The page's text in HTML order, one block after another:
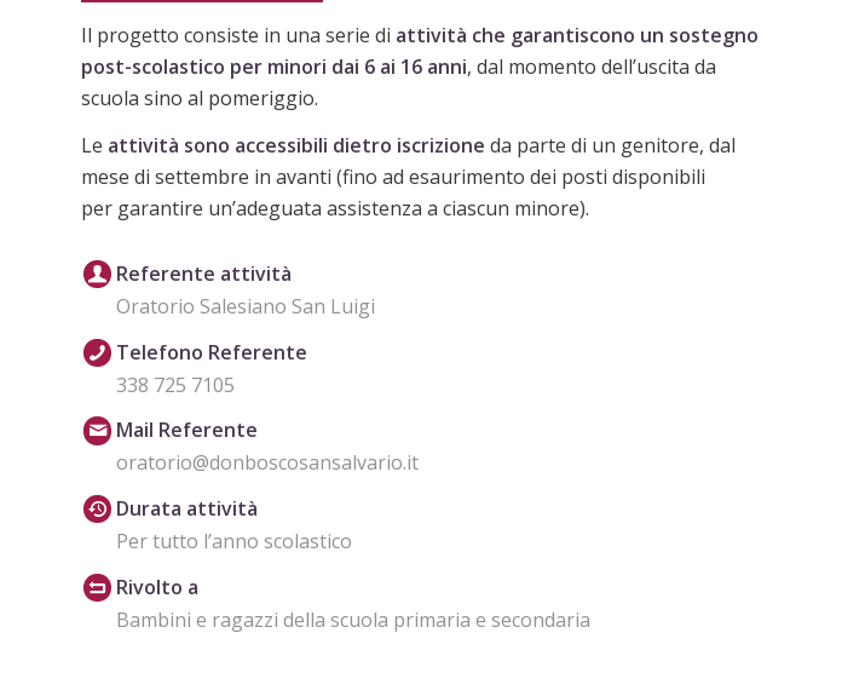
Il progetto consiste in una serie di attività che garantiscono un sostegno
post-scolastico per minori dai 6 ai 16 anni, dal momento dell’uscita da
scuola sino al pomeriggio.
Le attività sono accessibili dietro iscrizione da parte di un genitore, dal
mese di settembre in avanti (fino ad esaurimento dei posti disponibili
per garantire un’adeguata assistenza a ciascun minore).
Referente attività
Oratorio Salesiano San Luigi
Telefono Referente
338 725 7105
Mail Referente
oratorio@donboscosansalvario.it
Durata attività
Per tutto l’anno scolastico
Rivolto a
Bambini e ragazzi della scuola primaria e secondaria